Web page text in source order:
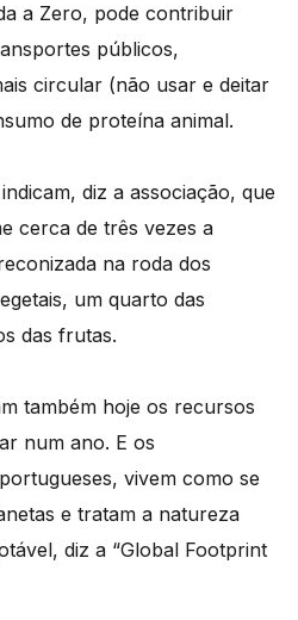
a Zero, pode contribuir
públicos,
circular (não usar e deitar
de proteína animal.
diz a associação, que
cerca de três vezes a
na roda dos
um quarto das
das frutas.
também hoje os recursos
num ano. E os
vivem como se
e tratam a natureza
diz a “Global Footprint